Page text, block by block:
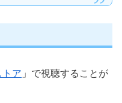
トア 」で視聴することが